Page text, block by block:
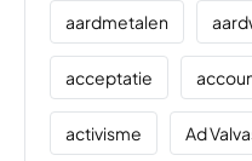
aardmetalen
acceptatie
activisme Ad